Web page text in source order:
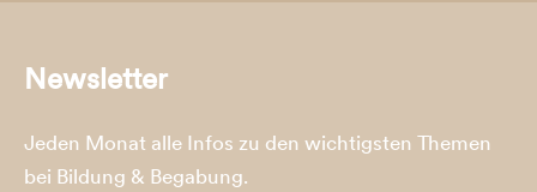
Newsletter
Jeden Monat alle Infos zu den wichtigsten Themen
bei Bildung & Begabung.